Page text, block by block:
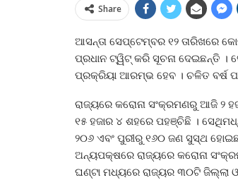
Share
ଆସନ୍ତା ସେପ୍ଟେମ୍ବର ୧୨ ତାରିଖରେ
ପ୍ରଧାନ ଟ୍ୱିଟ୍‍ କରି ସୂଚନା ଦେଇଛନ୍ତି ।
ପ୍ରକ୍ରିୟା ଆରମ୍ଭ ହେବ । ଚଳିତ ବର୍ଷ
ରାଜ୍ୟରେ କରୋନା ସଂକ୍ରମଣରୁ ଆଜି ୨
୧୫ ହଜାର ୪ ଶହରେ ପହଞ୍ଚିଛି ।
୨୦୬ ଏବଂ ପୁରୀରୁ ୧୬୦ ଜଣ ସୁସ୍ଥ
ଅନ୍ୟପକ୍ଷରେ ରାଜ୍ୟରେ କରୋନା
ଘଣ୍ଟା ମଧ୍ୟରେ ରାଜ୍ୟର ୩୦ଟି ଜିଲ୍ଲା